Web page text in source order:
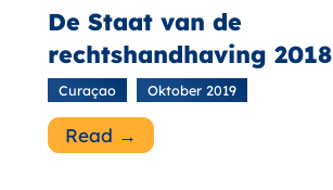
De Staat van de
rechtshandhaving 2018
Curaçao Oktober 2019
Read →